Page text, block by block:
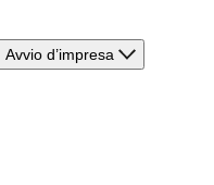
Avvio d’impresa